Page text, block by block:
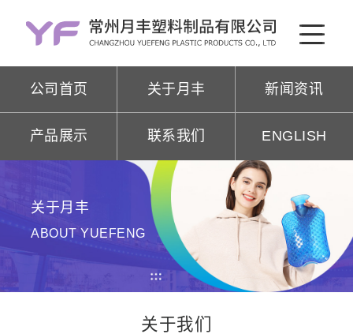
公司首页 关于月丰 新闻资讯
产品展示 联系我们 ENGLISH
关于月丰
ABOUT YUEFENG
关于我们